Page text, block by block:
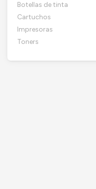
Botellas de tinta
Cartuchos
Impresoras
Toners